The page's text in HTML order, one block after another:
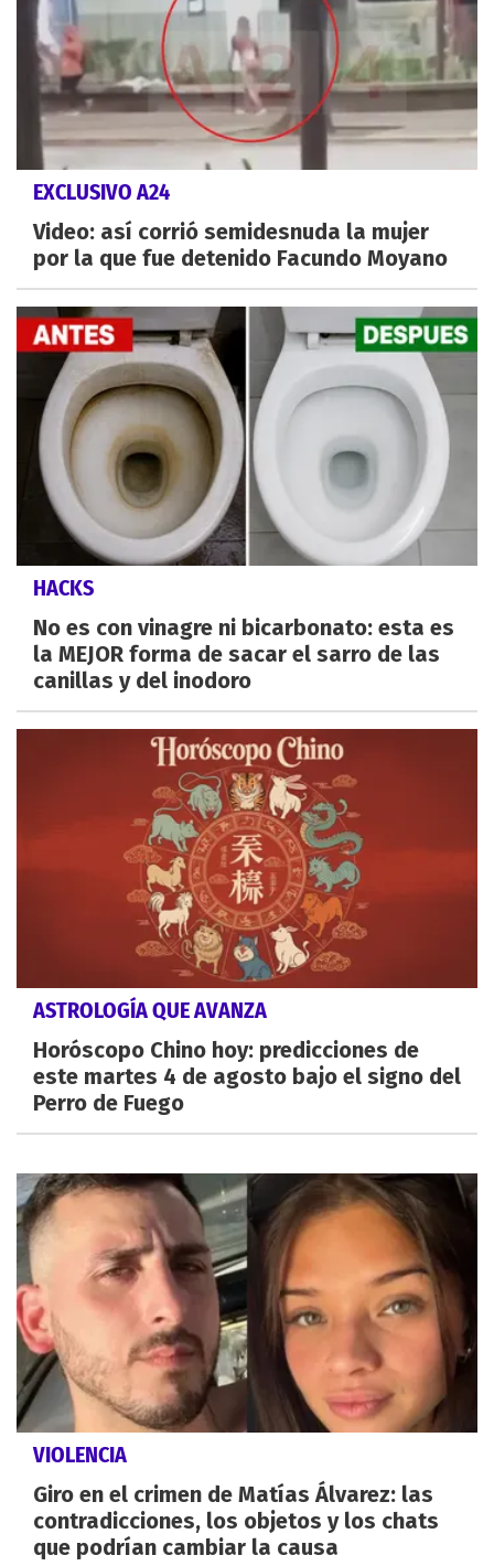
EXCLUSIVO A24
Video: así corrió semidesnuda la mujer
por la que fue detenido Facundo Moyano
HACKS
No es con vinagre ni bicarbonato: esta es
la MEJOR forma de sacar el sarro de las
canillas y del inodoro
ASTROLOGÍA QUE AVANZA
Horóscopo Chino hoy: predicciones de
este martes 4 de agosto bajo el signo del
Perro de Fuego
VIOLENCIA
Giro en el crimen de Matías Álvarez: las
contradicciones, los objetos y los chats
que podrían cambiar la causa